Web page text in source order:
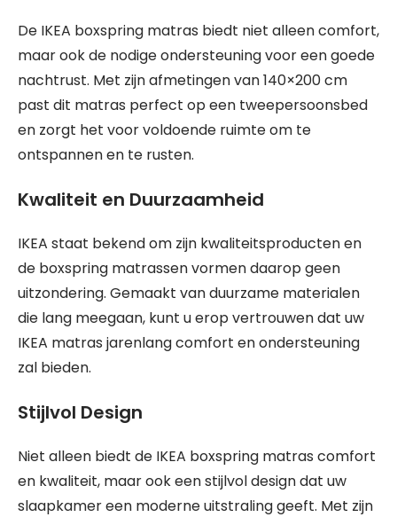
De IKEA boxspring matras biedt niet alleen comfort,
maar ook de nodige ondersteuning voor een goede
nachtrust. Met zijn afmetingen van 140×200 cm
past dit matras perfect op een tweepersoonsbed
en zorgt het voor voldoende ruimte om te
ontspannen en te rusten.
Kwaliteit en Duurzaamheid
IKEA staat bekend om zijn kwaliteitsproducten en
de boxspring matrassen vormen daarop geen
uitzondering. Gemaakt van duurzame materialen
die lang meegaan, kunt u erop vertrouwen dat uw
IKEA matras jarenlang comfort en ondersteuning
zal bieden.
Stijlvol Design
Niet alleen biedt de IKEA boxspring matras comfort
en kwaliteit, maar ook een stijlvol design dat uw
slaapkamer een moderne uitstraling geeft. Met zijn